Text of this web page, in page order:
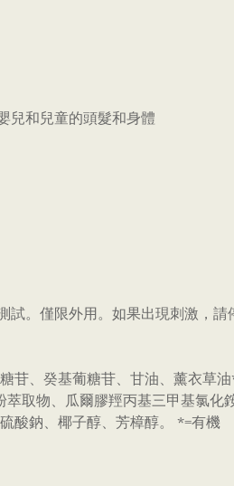
兒和兒童的頭髮和身體
。僅限外用。如果出現刺激，請
苷、癸基葡糖苷、甘油、薰衣草
取物、瓜爾膠羥丙基三甲基氯化
酸鈉、椰子醇、芳樟醇。 *=有機